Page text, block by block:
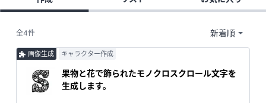
全4件
画像生成 キャラクター作成
果物と花で飾られたモノクロスクロール文字を
生成します。